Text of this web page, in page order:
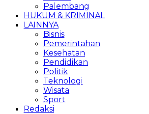
Palembang
HUKUM & KRIMINAL
LAINNYA
Bisnis
Pemerintahan
Kesehatan
Pendidikan
Politik
Teknologi
Wisata
Sport
Redaksi